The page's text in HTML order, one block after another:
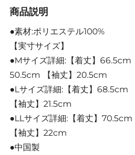
商品説明
●素材:ポリエステル100%
【実寸サイズ】
●Mサイズ詳細:【着丈】66.5cm
50.5cm 【袖丈】20.5cm
●Lサイズ詳細:【着丈】68.5cm
【袖丈】21.5cm
●LLサイズ詳細:【着丈】
【袖丈】22cm
●中国製